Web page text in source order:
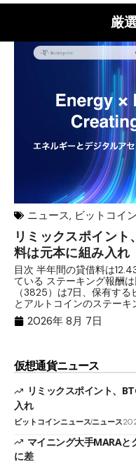
厳
ニュース, ビットコイ
リミックスポイン
料は元本に組み入れ
目次 半年間の貸借料は
ている ステーキング報酬
（3825）は7日、保有す
とアルトコインのステーキ
2026年 8月 7日
仮想通貨ニュース
リミックスポイント、
入れ
ビットコインニュースニュース
マイニング大手MARA
に差